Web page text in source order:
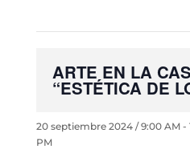
ARTE EN LA
“ESTÉTICA DE
20 septiembre 2024 / 9:00 AM-
PM